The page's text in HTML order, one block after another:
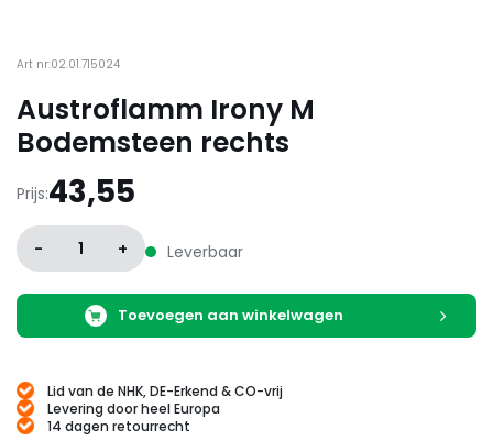
Art nr:02.01.715024
Austroflamm Irony M
Bodemsteen rechts
Prijs:43,55
- 1 + Leverbaar
Toevoegen aan winkelwagen
Lid van de NHK, DE-Erkend & CO-vrij
Levering door heel Europa
14 dagen retourrecht